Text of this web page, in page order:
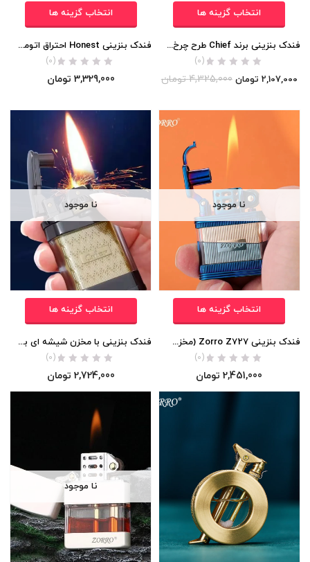
انتخاب گزینه ها
فندک بنزینی برند Chief طرح چرخ دنده اورجینال
(0)
2,107,000 تومان 4,325,000 تومان
انتخاب گزینه ها
فندک بنزینی Honest احتراق اتومات (مخزن شیشه ای) اورجینال
(0)
3,329,000 تومان
نا موجود
انتخاب گزینه ها
فندک بنزینی Zorro Z727 (مخزن شیشه ای) اورجینال
(0)
2,451,000 تومان
نا موجود
انتخاب گزینه ها
فندک بنزینی با مخزن شیشه ای برند Chief (احتراق چرخ دنده ای) اورجینال
(0)
2,724,000 تومان
نا موجود